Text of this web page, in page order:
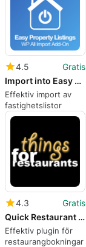
4.5
Gratis
Import into Easy Property Listings
Effektiv import av
fastighetslistor
4.3
Gratis
Quick Restaurant Reservations
Effektiv plugin för
restaurangbokningar